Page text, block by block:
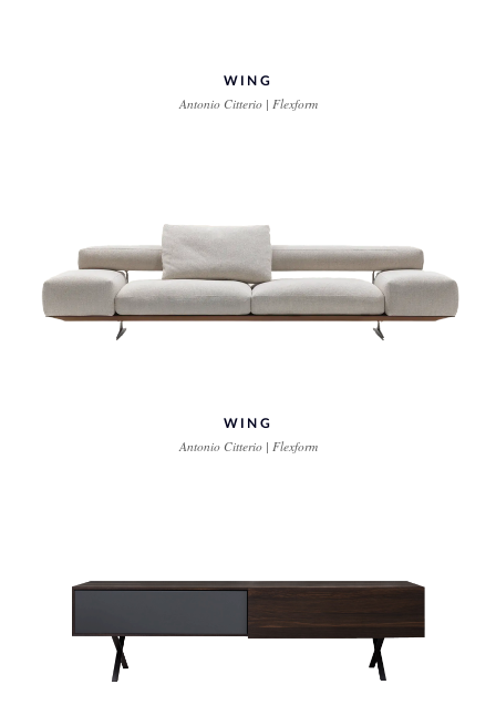
WING
Antonio Citterio | Flexform
WING
Antonio Citterio | Flexform